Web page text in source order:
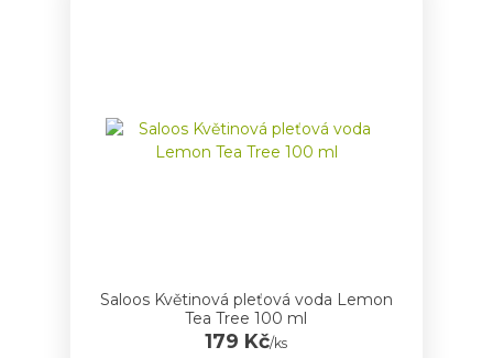
Saloos Květinová pleťová voda Lemon
Tea Tree 100 ml
179 Kč/ks